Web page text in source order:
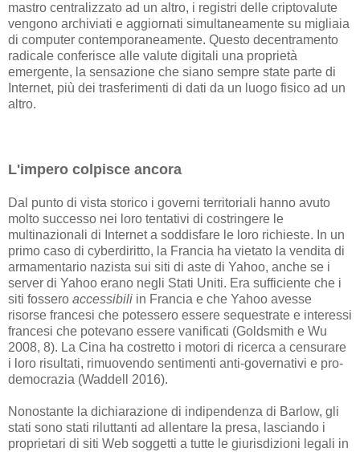
mastro centralizzato ad un altro, i registri delle criptovalute
vengono archiviati e aggiornati simultaneamente su migliaia
di computer contemporaneamente. Questo decentramento
radicale conferisce alle valute digitali una proprietà
emergente, la sensazione che siano sempre state parte di
Internet, più dei trasferimenti di dati da un luogo fisico ad un
altro.
L'impero colpisce ancora
Dal punto di vista storico i governi territoriali hanno avuto
molto successo nei loro tentativi di costringere le
multinazionali di Internet a soddisfare le loro richieste. In un
primo caso di cyberdiritto, la Francia ha vietato la vendita di
armamentario nazista sui siti di aste di Yahoo, anche se i
server di Yahoo erano negli Stati Uniti. Era sufficiente che i
siti fossero accessibili in Francia e che Yahoo avesse
risorse francesi che potessero essere sequestrate e interessi
francesi che potevano essere vanificati (Goldsmith e Wu
2008, 8). La Cina ha costretto i motori di ricerca a censurare
i loro risultati, rimuovendo sentimenti anti-governativi e pro-
democrazia (Waddell 2016).
Nonostante la dichiarazione di indipendenza di Barlow, gli
stati sono stati riluttanti ad allentare la presa, lasciando i
proprietari di siti Web soggetti a tutte le giurisdizioni legali in